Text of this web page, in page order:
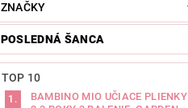
ZNAČKY
POSLEDNÁ ŠANCA
TOP 10
BAMBINO MIO UČIACE PLIENKY